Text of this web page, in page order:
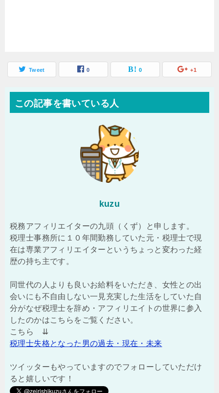
Tweet 0 0 +1
この記事を書いている人
kuzu
税務アフィリエイターの九頭（くず）と申します。
税理士事務所に１０年間勤務していた元・税理士で現
在は専業アフィリエイターというちょっと変わった経
歴の持ち主です。
同世代の人よりも良いお給料をいただき、女性との出
会いにも不自由しない一見充実した生活をしていた自
分がなぜ税理士を辞め・アフィリエイトの世界に参入
したのかはこちらをご覧ください。
こちら ⇊
税理士失格となった男の過去・現在・未来
ツイッターもやっていますのでフォローしていただけ
ると嬉しいです！